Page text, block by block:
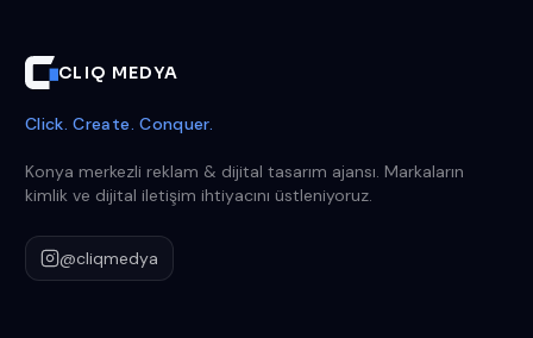
CLIQ MEDYA
Click. Create. Conquer.
Konya merkezli reklam & dijital tasarım ajansı. Markaların
kimlik ve dijital iletişim ihtiyacını üstleniyoruz.
@cliqmedya